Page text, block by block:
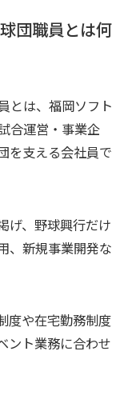
団職員とは何
とは、福岡ソフト
合運営・事業企
を支える会社員で
げ、野球興行だけ
、新規事業開発な
度や在宅勤務制度
ント業務に合わせ